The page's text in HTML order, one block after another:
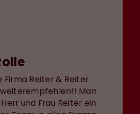
Firma Reiter & Reiter
weiterempfehlen!! Man
und Frau Reiter ein